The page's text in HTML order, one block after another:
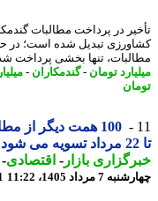
در پرداخت مطالبات
تنها بخشی پرداخت شده و
تومان-گندمکاران- میلیارد-
100 همت دیگر از
بازار- اقتصادی-
9
مرداد 1405، 11:22